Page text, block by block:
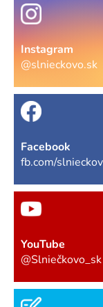
Instagram
@slnieckovo.sk
Facebook
fb.com/
YouTube
@Slniečkovo_sk